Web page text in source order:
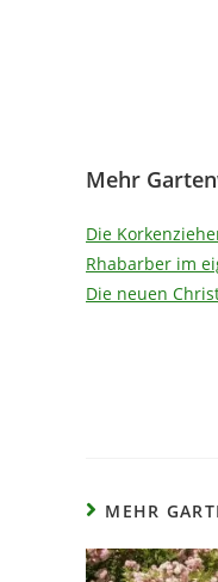
Mehr
Die
Rhabarber im
Die neuen
MEHR